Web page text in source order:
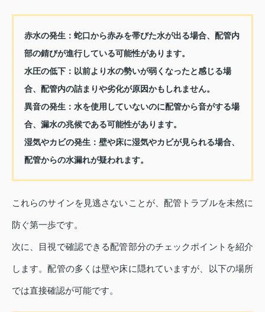
赤水の発生： 蛇口から赤みを帯びた水が出る場合、配管内
部の錆びが進行している可能性があります。
水圧の低下： 以前より水の勢いが弱くなったと感じる場
合、配管内の詰まりや劣化が原因かもしれません。
異音の発生： 水を使用していないのに配管から音がする場
合、漏水の兆候である可能性があります。
湿気やカビの発生： 壁や床に湿気やカビが見られる場合、
配管からの水漏れが疑われます。
これらのサインを見逃さないことが、配管トラブルを未然に
防ぐ第一歩です。
次に、目視で確認できる配管部分のチェックポイントを紹介
します。配管の多くは壁や床に隠れていますが、以下の場所
では直接確認が可能です。